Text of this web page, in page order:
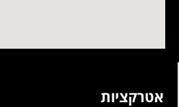
אטרקציות